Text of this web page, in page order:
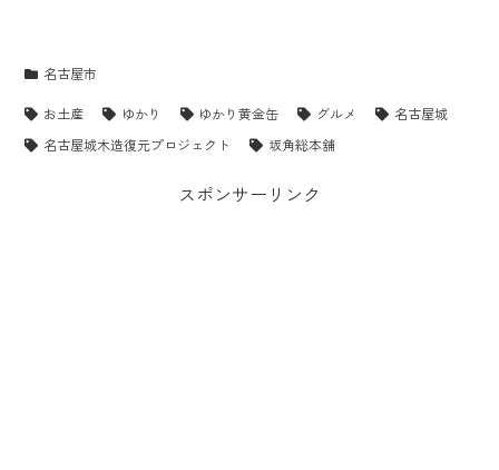
名古屋市
お土産
ゆかり ゆかり黄金缶 グルメ
名古屋城
名古屋城木造復元プロジェクト
坂角総本舖
スポンサーリンク